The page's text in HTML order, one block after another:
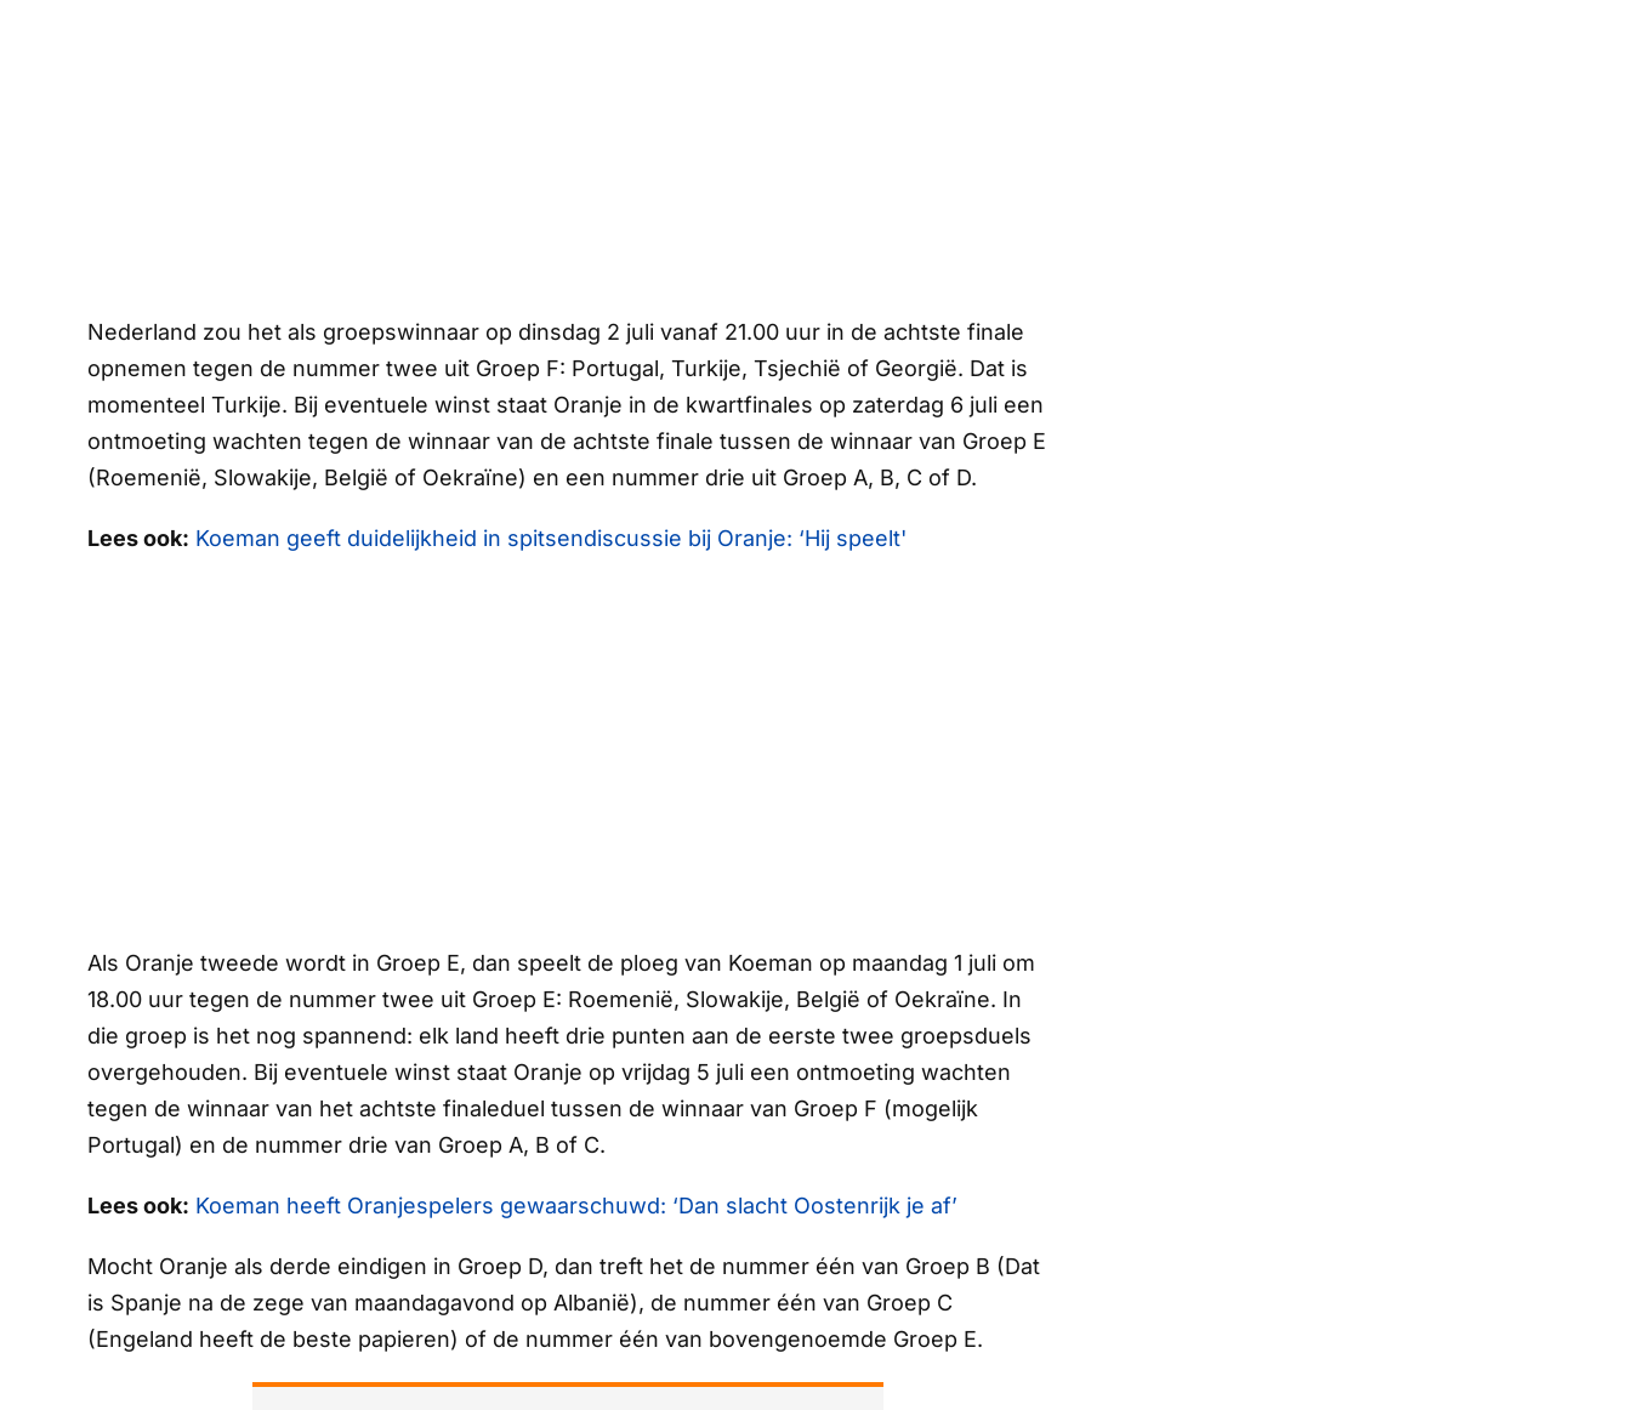
Nederland zou het als groepswinnaar op dinsdag 2 juli vanaf 21.00 uur in de achtste finale
opnemen tegen de nummer twee uit Groep F: Portugal, Turkije, Tsjechië of Georgië. Dat is
momenteel Turkije. Bij eventuele winst staat Oranje in de kwartfinales op zaterdag 6 juli een
ontmoeting wachten tegen de winnaar van de achtste finale tussen de winnaar van Groep E
(Roemenië, Slowakije, België of Oekraïne) en een nummer drie uit Groep A, B, C of D.
Lees ook: Koeman geeft duidelijkheid in spitsendiscussie bij Oranje: ‘Hij speelt'
Als Oranje tweede wordt in Groep E, dan speelt de ploeg van Koeman op maandag 1 juli om
18.00 uur tegen de nummer twee uit Groep E: Roemenië, Slowakije, België of Oekraïne. In
die groep is het nog spannend: elk land heeft drie punten aan de eerste twee groepsduels
overgehouden. Bij eventuele winst staat Oranje op vrijdag 5 juli een ontmoeting wachten
tegen de winnaar van het achtste finaleduel tussen de winnaar van Groep F (mogelijk
Portugal) en de nummer drie van Groep A, B of C.
Lees ook: Koeman heeft Oranjespelers gewaarschuwd: ‘Dan slacht Oostenrijk je af’
Mocht Oranje als derde eindigen in Groep D, dan treft het de nummer één van Groep B (Dat
is Spanje na de zege van maandagavond op Albanië), de nummer één van Groep C
(Engeland heeft de beste papieren) of de nummer één van bovengenoemde Groep E.